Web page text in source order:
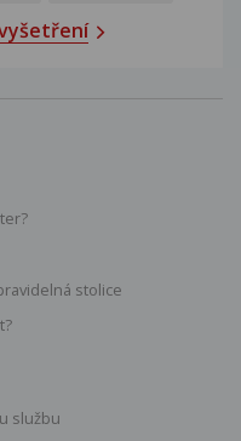
stolice
službu